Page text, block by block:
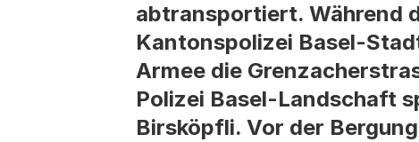
abtransportiert. Während
Kantonspolizei Basel-
Armee die
Polizei Basel-Landschaft
Birsköpfli. Vor der